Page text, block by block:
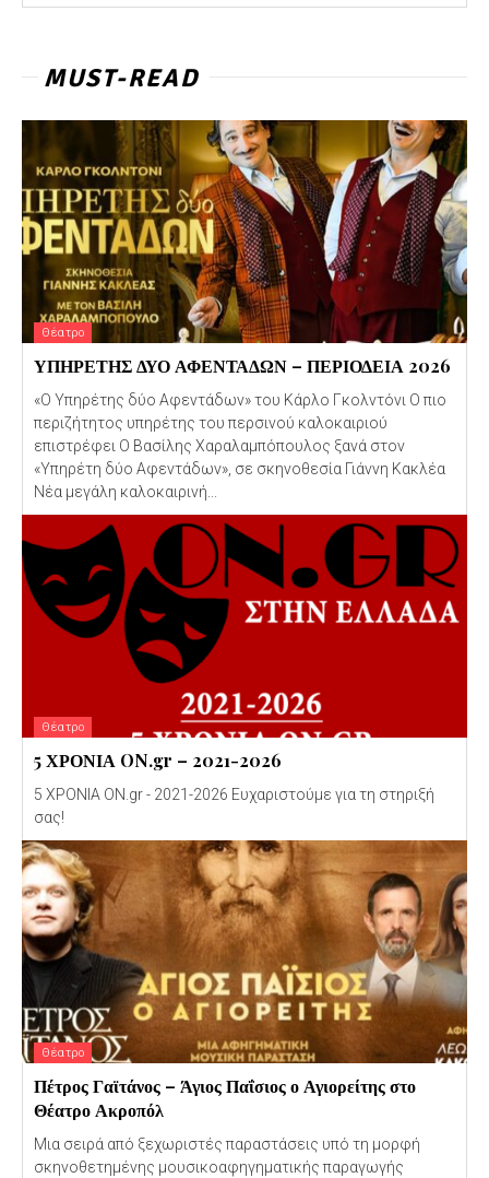
MUST-READ
Θέατρο
ΥΠΗΡΕΤΗΣ ΔΥΟ ΑΦΕΝΤΑΔΩΝ – ΠΕΡΙΟΔΕΙΑ 2026
«Ο Υπηρέτης δύο Αφεντάδων» του Κάρλο Γκολντόνι Ο πιο
περιζήτητος υπηρέτης του περσινού καλοκαιριού
επιστρέφει Ο Βασίλης Χαραλαμπόπουλος ξανά στον
«Υπηρέτη δύο Αφεντάδων», σε σκηνοθεσία Γιάννη Κακλέα
Νέα μεγάλη καλοκαιρινή...
Θέατρο
5 ΧΡΟΝΙΑ ON.gr – 2021-2026
5 ΧΡΟΝΙΑ ON.gr - 2021-2026 Ευχαριστούμε για τη στηριξή
σας!
Θέατρο
Πέτρος Γαϊτάνος – Άγιος Παΐσιος ο Αγιορείτης στο
Θέατρο Ακροπόλ
Μια σειρά από ξεχωριστές παραστάσεις υπό τη μορφή
σκηνοθετημένης μουσικοαφηγηματικής παραγωγής